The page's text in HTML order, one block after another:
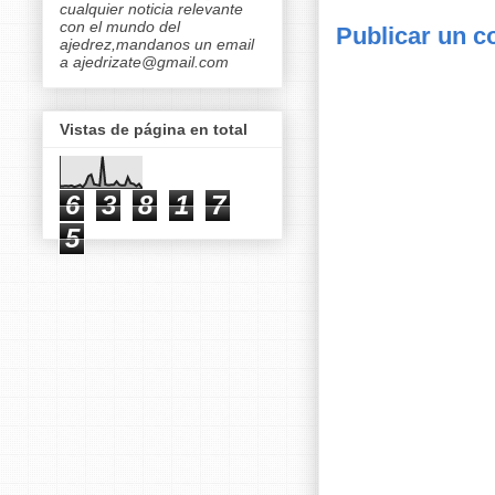
Publicar un
cualquier noticia relevante
con el mundo del
ajedrez,mandanos un email
a ajedrizate@gmail.com
Vistas de página en total
6 3 8 1
7
5